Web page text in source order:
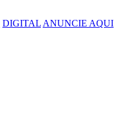
DIGITAL ANUNCIE AQUI